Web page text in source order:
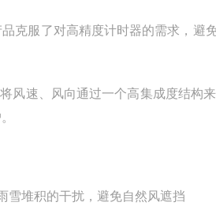
克服了对高精度计时器的需求，
风速、风向通过一个高集成度结构
雪堆积的干扰，避免自然风遮挡